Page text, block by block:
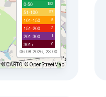
0-50 152
51-100 97
101-150 5
151-200 2
201-300 1
301+ 0
06.08.2026, 23:00
© CARTO © OpenStreetMap